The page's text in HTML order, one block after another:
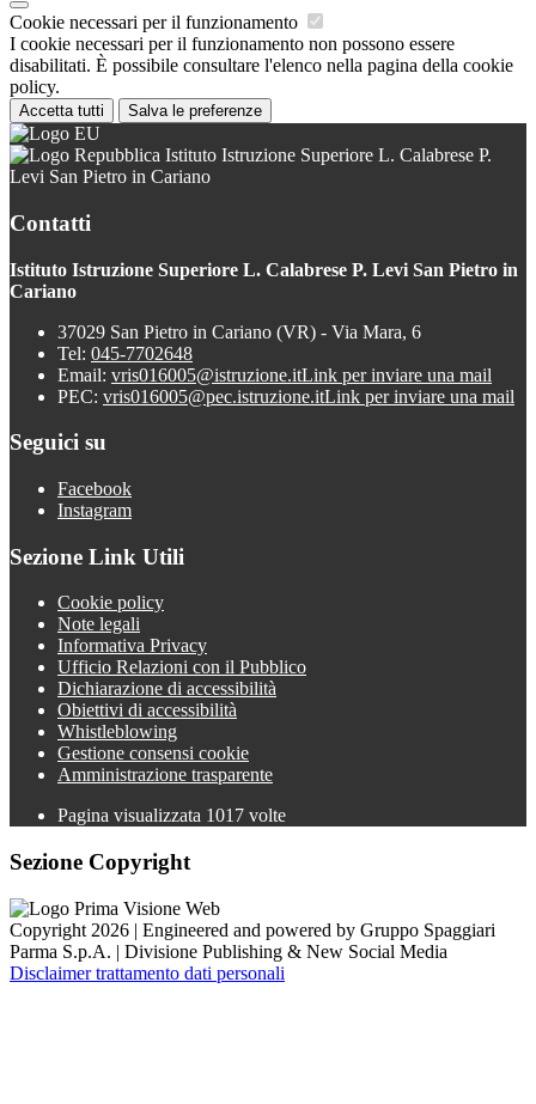
Cookie necessari per il funzionamento
I cookie necessari per il funzionamento non possono essere
disabilitati. È possibile consultare l'elenco nella pagina della cookie
policy.
Accetta tutti Salva le preferenze
Istituto Istruzione Superiore L. Calabrese P.
Levi San Pietro in Cariano
Contatti
Istituto Istruzione Superiore L. Calabrese P. Levi San Pietro in
Cariano
37029 San Pietro in Cariano (VR) - Via Mara, 6
Tel: 045-7702648
Email: vris016005@istruzione.itLink per inviare una mail
PEC: vris016005@pec.istruzione.itLink per inviare una mail
Seguici su
Facebook
Instagram
Sezione Link Utili
Cookie policy
Note legali
Informativa Privacy
Ufficio Relazioni con il Pubblico
Dichiarazione di accessibilità
Obiettivi di accessibilità
Whistleblowing
Gestione consensi cookie
Amministrazione trasparente
Pagina visualizzata 1017 volte
Sezione Copyright
Copyright 2026 | Engineered and powered by Gruppo Spaggiari
Parma S.p.A. | Divisione Publishing & New Social Media
Disclaimer trattamento dati personali